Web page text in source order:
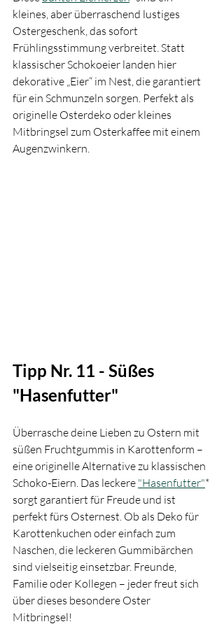
kleines, aber überraschend lustiges
Ostergeschenk, das sofort
Frühlingsstimmung verbreitet. Statt
klassischer Schokoeier landen hier
dekorative „Eier“ im Nest, die garantiert
für ein Schmunzeln sorgen. Perfekt als
originelle Osterdeko oder kleines
Mitbringsel zum Osterkaffee mit einem
Augenzwinkern.
Tipp Nr. 11 - Süßes
"Hasenfutter"
Überrasche deine Lieben zu Ostern mit
süßen Fruchtgummis in Karottenform –
eine originelle Alternative zu klassischen
Schoko-Eiern. Das leckere "Hasenfutter"*
sorgt garantiert für Freude und ist
perfekt fürs Osternest. Ob als Deko für
Karottenkuchen oder einfach zum
Naschen, die leckeren Gummibärchen
sind vielseitig einsetzbar. Freunde,
Familie oder Kollegen – jeder freut sich
über dieses besondere Oster
Mitbringsel!